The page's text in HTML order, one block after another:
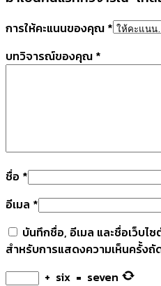
การให้คะแนนของคุณ *
บทวิจารณ์ของคุณ *
ชื่อ *
อีเมล *
บันทึกชื่อ, อีเมล และชื่อเว็บไ
สำหรับการแสดงความเห็นครั้งถั
+ six = seven